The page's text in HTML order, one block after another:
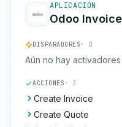
APLICACIÓN
Odoo
DISPARADORES · 0
Aún no hay
ACCIONES · 3
Create Invoice
Create Quote